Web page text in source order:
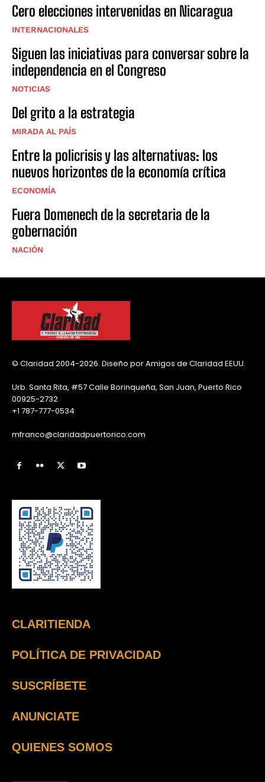
Cero elecciones intervenidas en Nicaragua
INTERNACIONALES
Siguen las iniciativas para conversar sobre la
independencia en el Congreso
NOTICIAS
Del grito a la estrategia
MIRADA AL PAÍS
Entre la policrisis y las alternativas: los
nuevos horizontes de la economía crítica
ECONOMÍA
Fuera Domenech de la secretaria de la
gobernación
NACIÓN
© Claridad 2004-2026. Diseño por Amigos de Claridad EEUU.
Urb. Santa Rita, #57 Calle Borinqueña, San Juan, Puerto Rico
00925-2732
+1 787-777-0534
mfranco@claridadpuertorico.com
CLARITIENDA
POLÍTICA DE PRIVACIDAD
SUSCRÍBETE
ANUNCIATE
QUIENES SOMOS